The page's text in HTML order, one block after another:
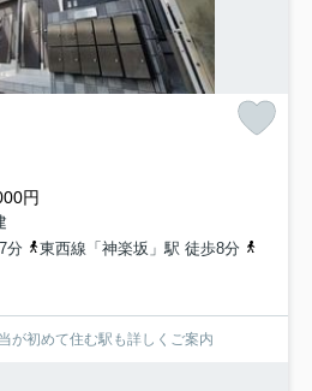
円
分
東西線「神楽坂」駅 徒歩8分
が初めて住む駅も詳しくご案内